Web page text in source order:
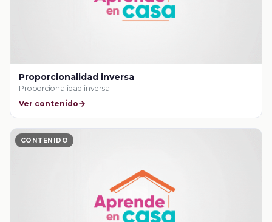
Proporcionalidad inversa
Proporcionalidad inversa
Ver contenido
CONTENIDO